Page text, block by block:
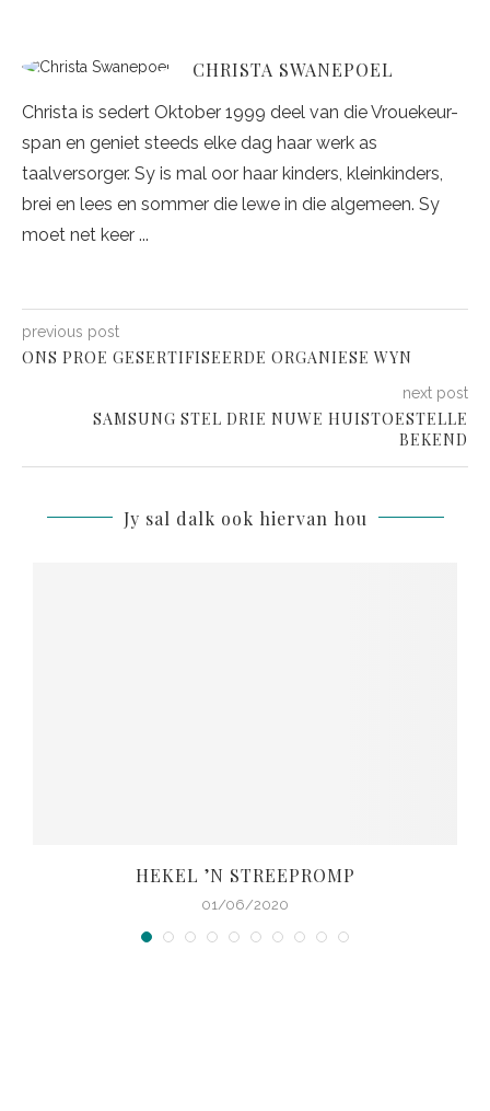
CHRISTA SWANEPOEL
Christa is sedert Oktober 1999 deel van die Vrouekeur-
span en geniet steeds elke dag haar werk as
taalversorger. Sy is mal oor haar kinders, kleinkinders,
brei en lees en sommer die lewe in die algemeen. Sy
moet net keer ...
previous post
ONS PROE GESERTIFISEERDE ORGANIESE WYN
next post
SAMSUNG STEL DRIE NUWE HUISTOESTELLE
BEKEND
Jy sal dalk ook hiervan hou
HEKEL ’N STREEPROMP
01/06/2020